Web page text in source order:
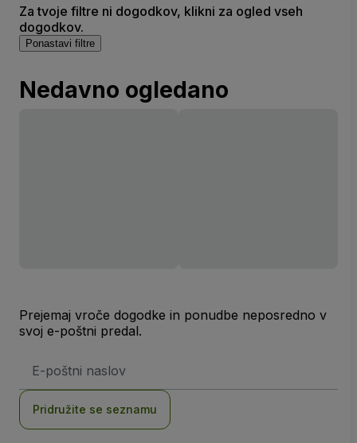
Za tvoje filtre ni dogodkov, klikni za ogled vseh
dogodkov.
Ponastavi filtre
Nedavno ogledano
Prejemaj vroče dogodke in ponudbe neposredno v
svoj e-poštni predal.
naslov
Pridružite se seznamu